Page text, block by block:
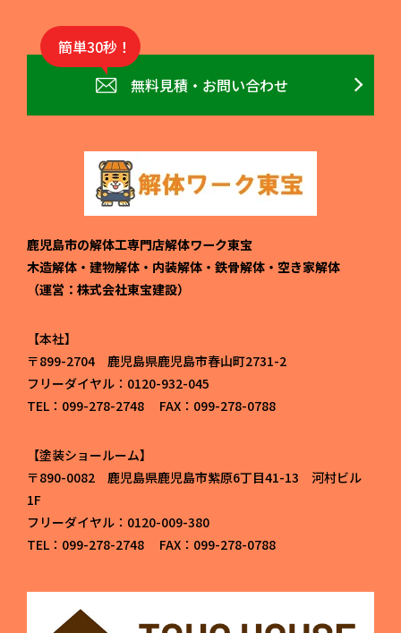
簡単30秒！
無料見積・お問い合わせ
鹿児島市の解体工専門店解体ワーク東宝
木造解体・建物解体・内装解体・鉄骨解体・空き家解体
（運営：株式会社東宝建設）
本社
〒899-2704 鹿児島県鹿児島市春山町2731-2
フリーダイヤル：0120-932-045
TEL：099-278-2748 FAX：099-278-0788
塗装ショールーム
〒890-0082 鹿児島県鹿児島市紫原6丁目41-13 河村ビル
1F
フリーダイヤル：0120-009-380
TEL：099-278-2748 FAX：099-278-0788